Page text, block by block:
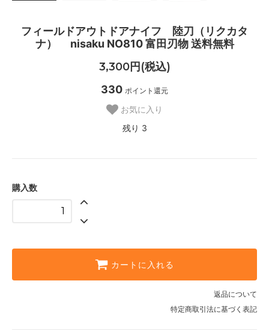
フィールドアウトドアナイフ 陸刀（リクカタ
ナ） nisaku NO810 富田刃物 送料無料
3,300円(税込)
330 ポイント還元
お気に入り
残り 3
購入数
カートに入れる
返品について
特定商取引法に基づく表記